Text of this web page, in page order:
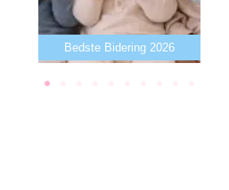
Bedste Bidering 2026